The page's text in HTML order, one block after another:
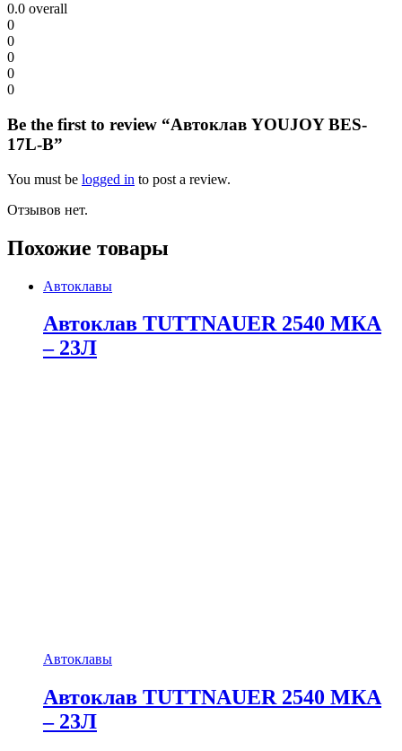
0.0 overall
0
0
0
0
0
Be the first to review “Автоклав YOUJOY BES-
17L-B”
You must be logged in to post a review.
Отзывов нет.
Похожие товары
Автоклавы
Автоклав TUTTNAUER 2540 МКА
– 23Л
Автоклавы
Автоклав TUTTNAUER 2540 МКА
– 23Л